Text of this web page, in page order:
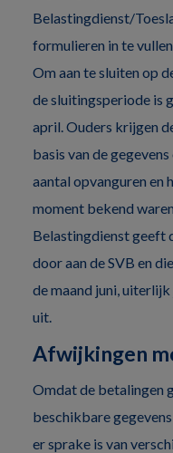
Belastingdienst/
formulieren in te
Om aan te sluiten op
de sluitingsperiode is
april. Ouders krijgen
basis van de
aantal opvanguren en
moment bekend
Belastingdienst geeft
door aan de SVB en
de maand juni,
uit.
Afwijkingen
Omdat de betalingen
beschikbare
er sprake is van